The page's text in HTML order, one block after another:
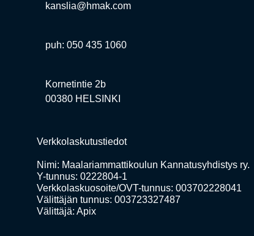
kanslia@hmak.com
puh: 050 435 1060
Kornetintie 2b
00380 HELSINKI
Verkkolaskutustiedot
Nimi: Maalariammattikoulun Kannatusyhdistys ry.
Y-tunnus: 0222804-1
Verkkolaskuosoite/OVT-tunnus: 003702228041
Välittäjän tunnus: 003723327487
Välittäjä: Apix